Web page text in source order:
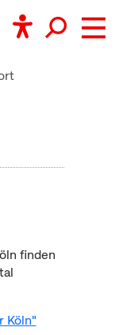
finden
Köln"